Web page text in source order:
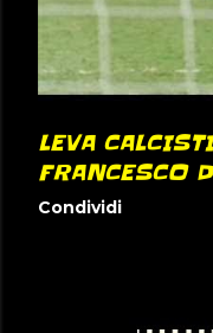
LEVA
FRANCESCO
Condividi